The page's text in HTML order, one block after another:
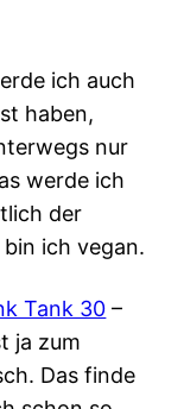
ich auch
haben,
nur
werde ich
der
ich vegan.
Tank 30 –
ja zum
Das finde